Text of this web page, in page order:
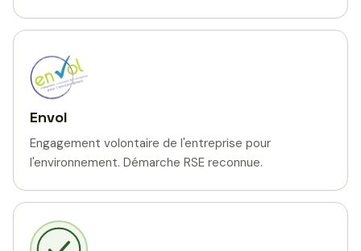
Envol
Engagement volontaire de l'entreprise pour
l'environnement. Démarche RSE reconnue.